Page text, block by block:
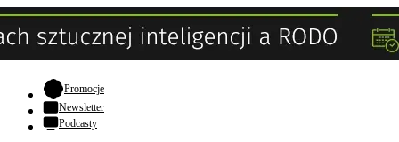
Promocje- otwiera się w nowej karcie
Newsletter
Podcasty